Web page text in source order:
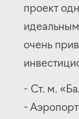
проект
очень
- Ст. м.
-